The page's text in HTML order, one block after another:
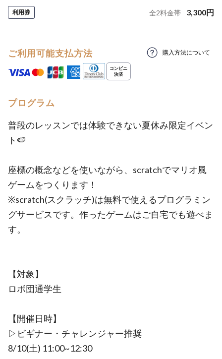
利用券 全2料金帯 3,300円
ご利用可能支払方法 購入方法について
プログラム
普段のレッスンでは体験できない夏休み限定イベン
ト🍉
座標の概念などを使いながら、scratchでマリオ風
ゲームをつくります！
※scratch(スクラッチ)は無料で使えるプログラミン
グサービスです。作ったゲームはご自宅でも遊べま
す。
【対象】
ロボ団通学生
【開催日時】
▷ビギナー・チャレンジャー推奨
8/10(土) 11:00~12:30